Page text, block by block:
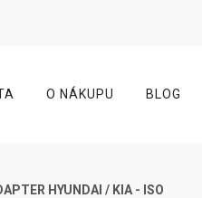
O NÁKUPU BLOG
HYUNDAI / KIA - ISO